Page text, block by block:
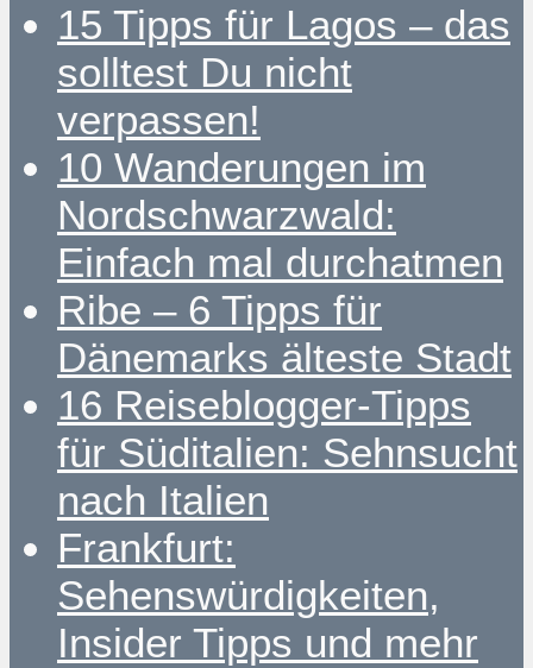
15 Tipps für Lagos – das
solltest Du nicht
verpassen!
10 Wanderungen im
Nordschwarzwald:
Einfach mal durchatmen
Ribe – 6 Tipps für
Dänemarks älteste Stadt
16 Reiseblogger-Tipps
für Süditalien: Sehnsucht
nach Italien
Frankfurt:
Sehenswürdigkeiten,
Insider Tipps und mehr